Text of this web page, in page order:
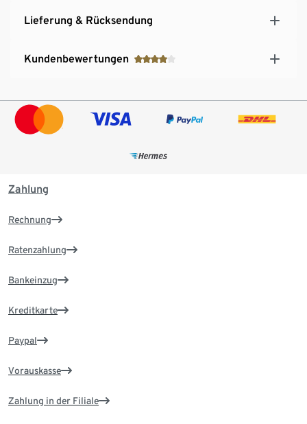
Lieferung & Rücksendung
Kundenbewertungen
Zahlung
Rechnung
Ratenzahlung
Bankeinzug
Kreditkarte
Paypal
Vorauskasse
Zahlung in der Filiale